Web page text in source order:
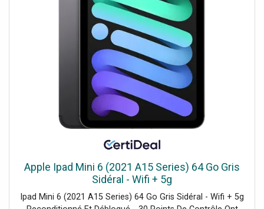
Apple Ipad Mini 6 (2021 A15 Series) 64 Go Gris
Sidéral - Wifi + 5g
Ipad Mini 6 (2021 A15 Series) 64 Go Gris Sidéral - Wifi + 5g